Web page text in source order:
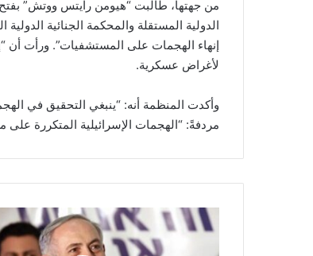
من جهتها، طالبت “هيومن رايتس ووتش”
الدولية المستقلة والمحكمة الجنائية
إنهاء الهجمات على المستشفيات”. ورأت أن
لأغراض عسكرية.
وأكدت المنظمة أنه: “ينبغي التحقيق في
مردفةً: “الهجمات الإسرائيلية المتكررة